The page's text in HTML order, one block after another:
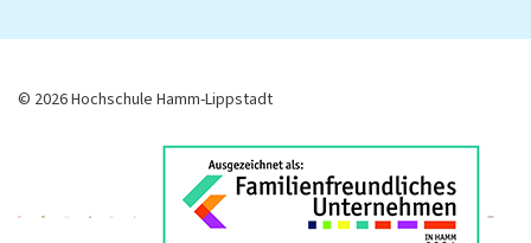
© 2026 Hochschule Hamm-Lippstadt